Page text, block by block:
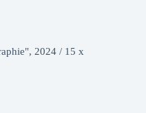
2024 / 15 x